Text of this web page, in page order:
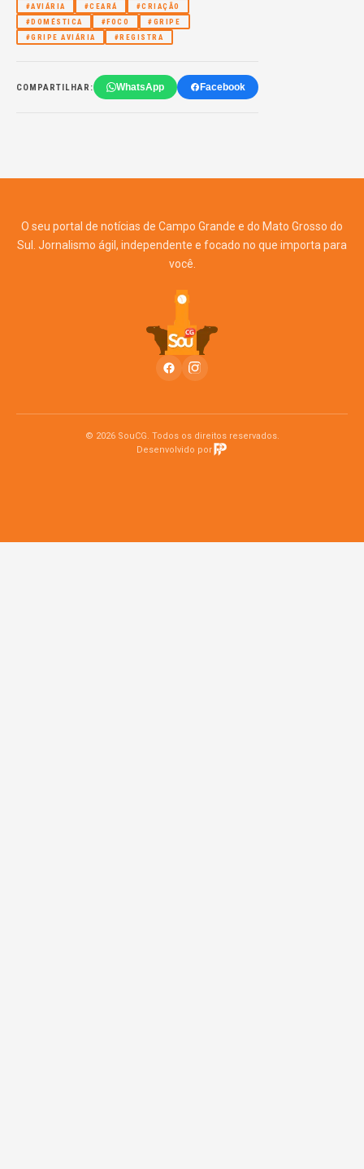
#AVIÁRIA #CEARÁ
#CRIAÇÃO
#DOMÉSTICA
#FOCO
#GRIPE
#GRIPE AVIÁRIA
#REGISTRA
COMPARTILHAR: WhatsApp Facebook
O seu portal de notícias de Campo Grande e do Mato Grosso do
Sul. Jornalismo ágil, independente e focado no que importa para
você.
© 2026 SouCG. Todos os direitos reservados.
Desenvolvido por